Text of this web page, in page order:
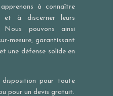
à connaître
et à discerner leurs
pouvons ainsi
mesure, garantissant
une défense solide en
pour toute
pour un devis gratuit.